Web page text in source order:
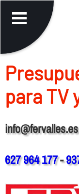
para TV
info@fervalles.es
627 964 177-